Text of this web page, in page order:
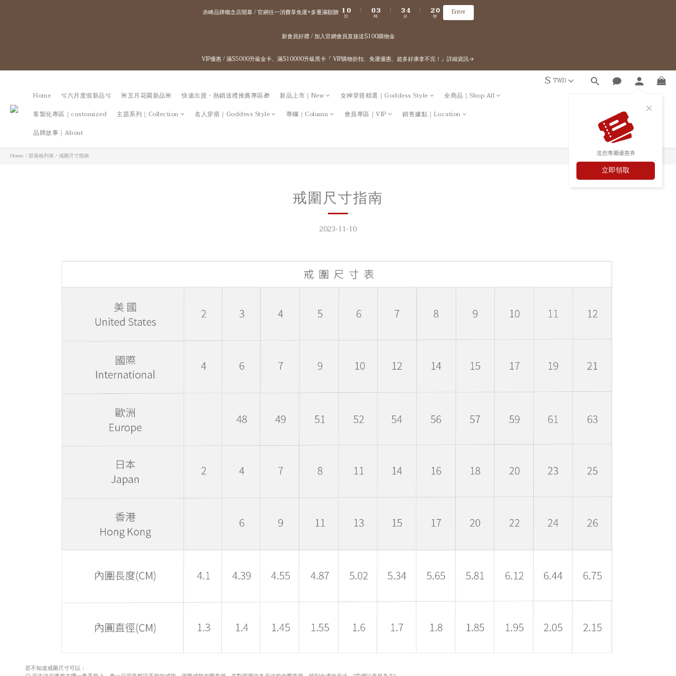
赤峰品牌概念店開幕 / 官網任一消費享免運+多重滿額贈 1
0
0
日
:
03
2
0
時
:
3
2
4
3
分
:
2
1
0
秒 Enter
新會員好禮 / 加入官網會員直接送$100購物金
VIP優惠 / 滿$5000升級金卡、滿$10000升級黑卡『 VIP購物折扣、免運優惠、超多好康拿不完！』詳細資訊→
$ TWD
送您專屬優惠券
立即領取
Home 🫧六月度假新品🫧 🌺五月花園新品🌺 快速出貨・熱銷送禮推薦專區🎁 新品上市｜New 女神穿搭精選｜Goddess Style
全商品｜Shop All
客製化專區｜customized
主題系列｜Collection 名人穿搭｜Goddess Style 專欄｜Column 會員專區｜VIP
銷售據點｜Location
品牌故事｜About
Home/部落格列表/戒圍尺寸指南
戒圍尺寸指南
2023-11-10
若不知道戒圍尺寸可以：